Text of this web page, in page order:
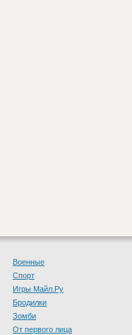
Военные
Спорт
Игры Майл.Ру
Бродилки
Зомби
От первого лица